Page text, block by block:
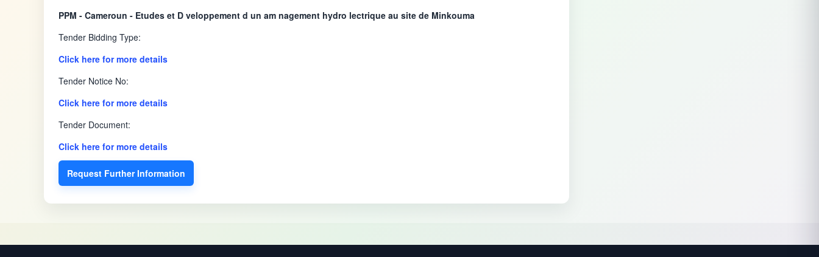
PPM - Cameroun - Etudes et D veloppement d un am nagement hydro lectrique au site de Minkouma
Tender Bidding Type:
Click here for more details
Tender Notice No:
Click here for more details
Tender Document:
Click here for more details
Request Further Information